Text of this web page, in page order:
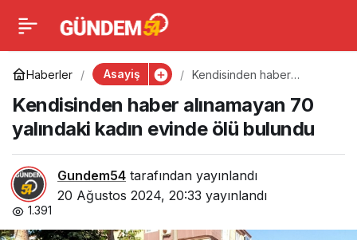
Haberler Asayiş
Kendisinden haber
kadın evinde ölü bulundu
Kendisinden haber alınamayan 70
yalındaki kadın evinde ölü bulundu
Gundem54 tarafından yayınlandı
20 Ağustos 2024, 20:33 yayınlandı
1.391
Kendisinden haber
alınamayan 70 yalındaki
kadın evinde ölü
bulundu